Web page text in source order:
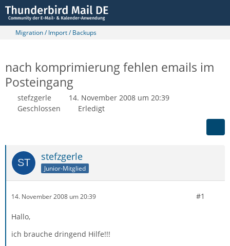
Migration / Import / Backups
nach komprimierung fehlen emails im
Posteingang
stefzgerle
14. November 2008 um 20:39
Geschlossen
Erledigt
stefzgerle
Junior-Mitglied
14. November 2008 um 20:39 #1
Hallo,
ich brauche dringend Hilfe!!!